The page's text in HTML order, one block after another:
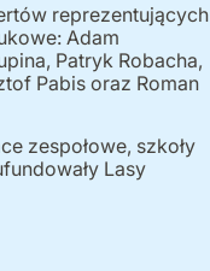
reprezentujących
Adam
Patryk Robacha,
Pabis oraz Roman
zespołowe, szkoły
Lasy